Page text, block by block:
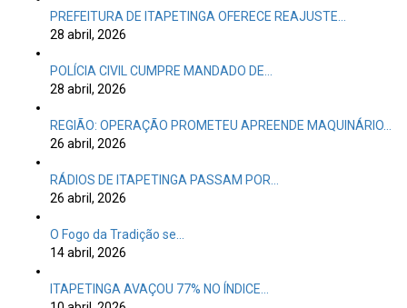
PREFEITURA DE ITAPETINGA OFERECE REAJUSTE…
28 abril, 2026
POLÍCIA CIVIL CUMPRE MANDADO DE…
28 abril, 2026
REGIÃO: OPERAÇÃO PROMETEU APREENDE MAQUINÁRIO…
26 abril, 2026
RÁDIOS DE ITAPETINGA PASSAM POR…
26 abril, 2026
O Fogo da Tradição se…
14 abril, 2026
ITAPETINGA AVAÇOU 77% NO ÍNDICE…